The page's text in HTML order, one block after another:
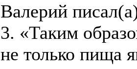
Валерий
3. «Таким
не только пища